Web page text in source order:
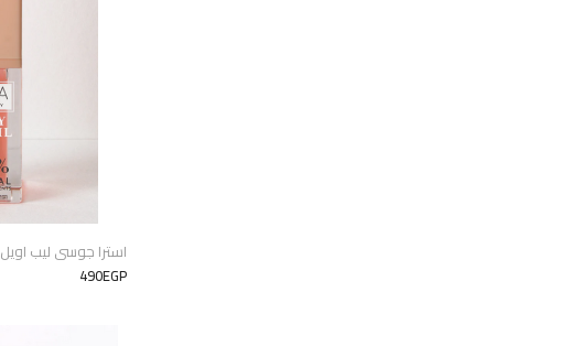
استرا جوسى ليب اويل 01
490EGP